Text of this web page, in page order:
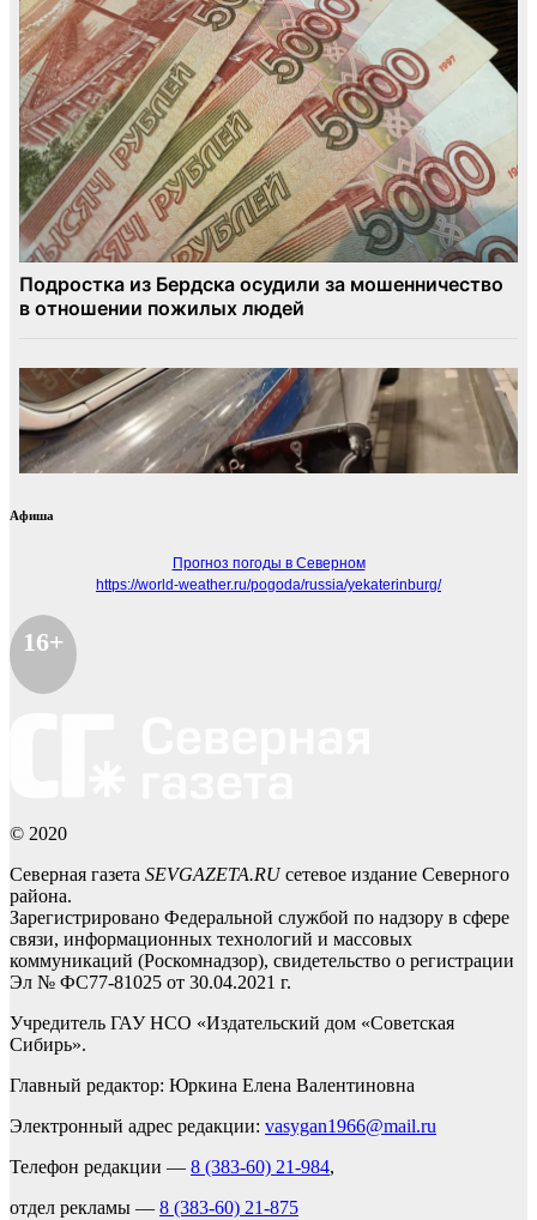
Афиша
Прогноз погоды в Северном
https://world-weather.ru/pogoda/russia/yekaterinburg/
16+
© 2020
Северная газета SEVGAZETA.RUсетевое издание Северного
района.
Зарегистрировано Федеральной службой по надзору в сфере
связи, информационных технологий и массовых
коммуникаций (Роскомнадзор), свидетельство о регистрации
Эл № ФС77-81025 от 30.04.2021 г.
Учредитель ГАУ НСО «Издательский дом «Советская
Сибирь».
Главный редактор: Юркина Елена Валентиновна
Электронный адрес редакции: vasygan1966@mail.ru
Телефон редакции — 8 (383-60) 21-984,
отдел рекламы — 8 (383-60) 21-875